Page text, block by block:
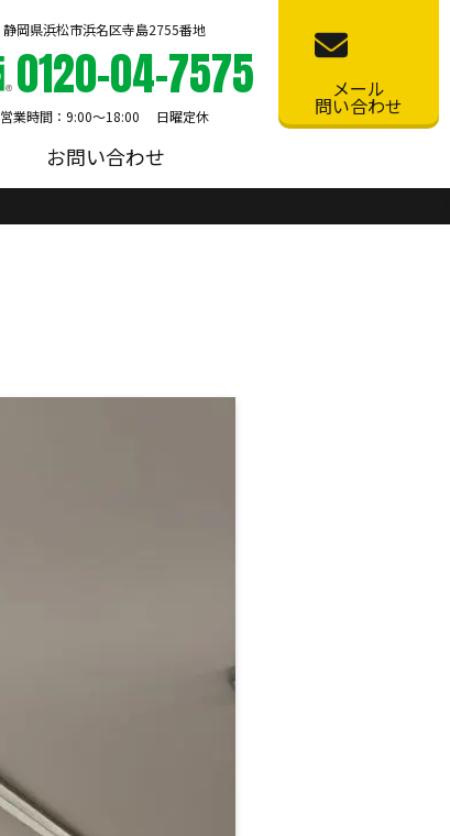
お問い合わせ
静岡県浜松市浜名区寺島2755番地
0120-04-7575
営業時間：9:00〜18:00 日曜定休
メール
問い合わせ